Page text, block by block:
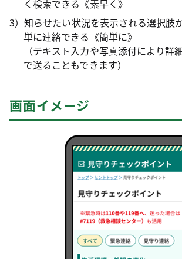
く検索できる《素早く》
3）知らせたい状況を表示される選択肢
単に連絡できる《簡単に》
（テキスト入力や写真添付により詳
で送ることもできます）
画面イメージ